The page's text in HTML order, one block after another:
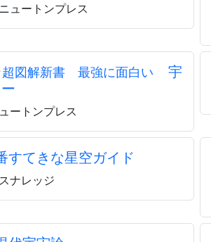
ュートンプレス
超図解新書 最強に面白い
宇
ートンプレス
すてきな星空ガイド
ナレッジ